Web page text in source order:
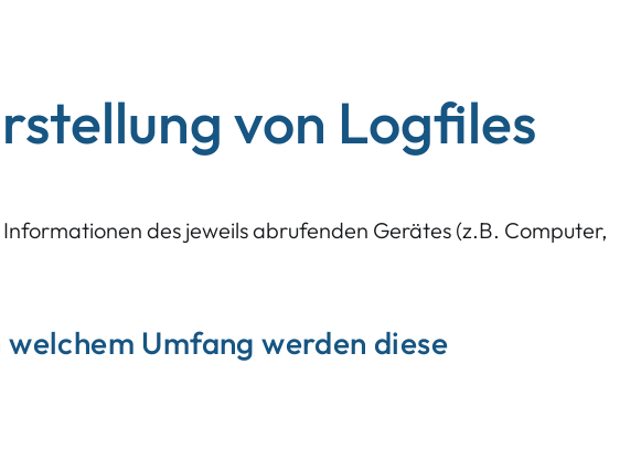
von Logfiles
des jeweils abrufenden Gerätes (z.B. Computer,
Umfang werden diese